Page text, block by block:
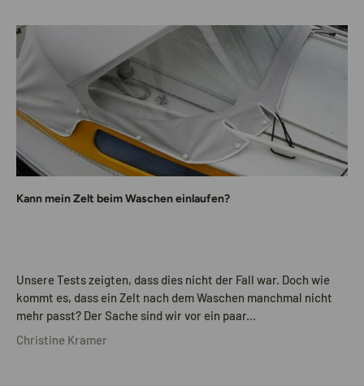
Kann mein Zelt beim Waschen einlaufen?
Unsere Tests zeigten, dass dies nicht der Fall war. Doch wie
kommt es, dass ein Zelt nach dem Waschen manchmal nicht
mehr passt? Der Sache sind wir vor ein paar...
Christine Kramer